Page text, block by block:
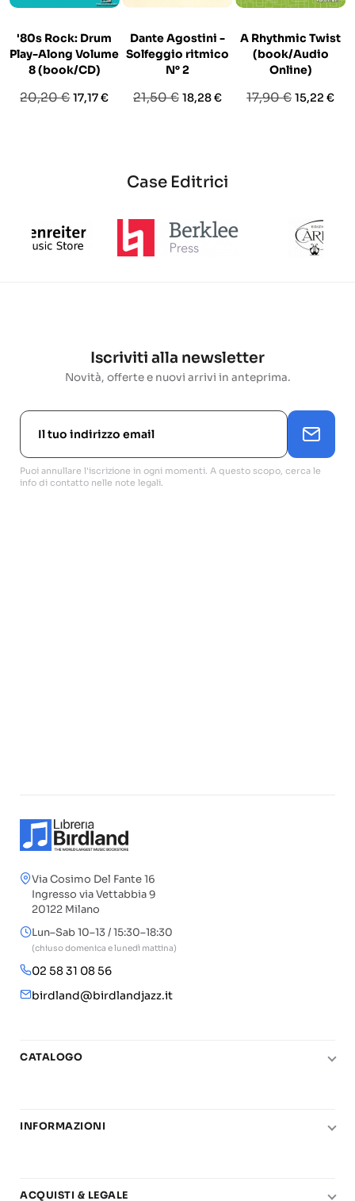
'80s Rock: Drum
Play-Along Volume
8 (book/CD)
Prezzo
20,20 €Prezzo
17,17 €
Dante Agostini -
Solfeggio ritmico
N° 2
Prezzo
21,50 € Prezzo
18,28 €
A Rhythmic Twist
(book/Audio
Online)
Prezzo
17,90 € Prezzo
15,22 €
Case Editrici
Iscriviti alla newsletter
Novità, offerte e nuovi arrivi in anteprima.
Puoi annullare l'iscrizione in ogni momenti. A questo scopo, cerca le
info di contatto nelle note legali.
Via Cosimo Del Fante 16
Ingresso via Vettabbia 9
20122 Milano
Lun–Sab 10–13 / 15:30–18:30
(chiuso domenica e lunedì mattina)
02 58 31 08 56
birdland@birdlandjazz.it
CATALOGO
Chitarra
Basi play-along
INFORMAZIONI
Carta del Docente
ACQUISTI & LEGALE